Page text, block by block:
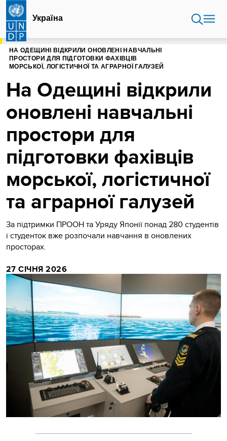
Перейти
основного
вмісту
Україна
ГОЛОВНА
НА ОДЕЩИНІ ВІДКРИЛИ ОНОВЛЕНІ НАВЧАЛЬНІ
ПРОСТОРИ ДЛЯ ПІДГОТОВКИ ФАХІВЦІВ
МОРСЬКОЇ, ЛОГІСТИЧНОЇ ТА АГРАРНОЇ ГАЛУЗЕЙ
На Одещині відкрили
оновлені навчальні
простори для
підготовки фахівців
морської, логістичної
та аграрної галузей
За підтримки ПРООН та Уряду Японії понад 280 студентів
і студенток вже розпочали навчання в оновлених
просторах.
27 СІЧНЯ 2026